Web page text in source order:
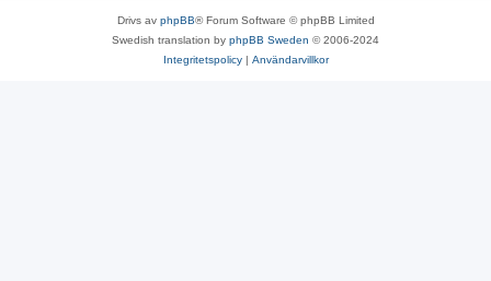
Drivs av phpBB® Forum Software © phpBB Limited
Swedish translation by phpBB Sweden © 2006-2024
Integritetspolicy| Användarvillkor